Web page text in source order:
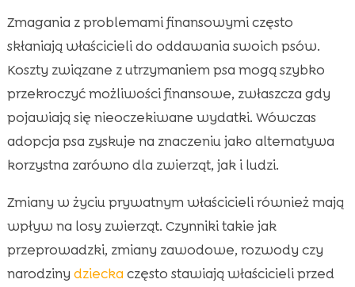
Zmagania z problemami finansowymi często
skłaniają właścicieli do oddawania swoich psów.
Koszty związane z utrzymaniem psa mogą szybko
przekroczyć możliwości finansowe, zwłaszcza gdy
pojawiają się nieoczekiwane wydatki. Wówczas
adopcja psa zyskuje na znaczeniu jako alternatywa
korzystna zarówno dla zwierząt, jak i ludzi.
Zmiany w życiu prywatnym właścicieli również mają
wpływ na losy zwierząt. Czynniki takie jak
przeprowadzki, zmiany zawodowe, rozwody czy
narodziny dziecka często stawiają właścicieli przed